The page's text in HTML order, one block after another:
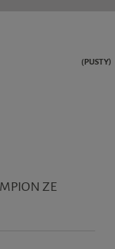
(PUSTY)
ZE